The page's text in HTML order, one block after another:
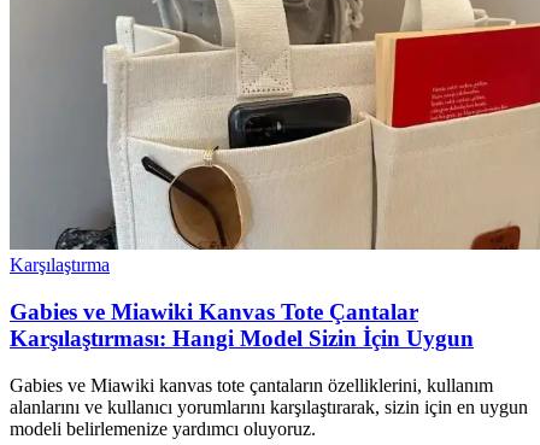
Karşılaştırma
Gabies ve Miawiki Kanvas Tote Çantalar
Karşılaştırması: Hangi Model Sizin İçin Uygun
Gabies ve Miawiki kanvas tote çantaların özelliklerini, kullanım
alanlarını ve kullanıcı yorumlarını karşılaştırarak, sizin için en uygun
modeli belirlemenize yardımcı oluyoruz.